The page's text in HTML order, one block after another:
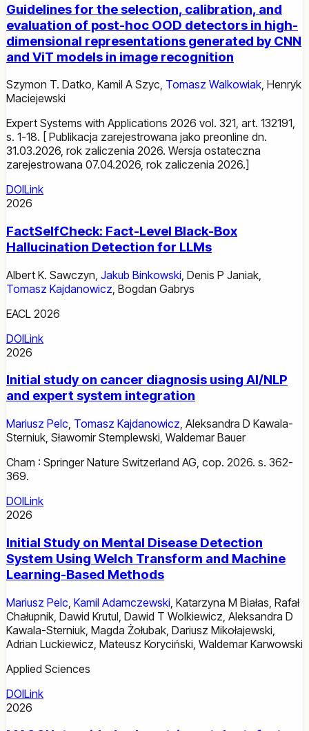
Guidelines for the selection, calibration, and
evaluation of post-hoc OOD detectors in high-
dimensional representations generated by CNN
and ViT models in image recognition
Szymon T. Datko, Kamil A Szyc, Tomasz Walkowiak, Henryk
Maciejewski
Expert Systems with Applications 2026 vol. 321, art. 132191,
s. 1-18. [ Publikacja zarejestrowana jako preonline dn.
31.03.2026, rok zaliczenia 2026. Wersja ostateczna
zarejestrowana 07.04.2026, rok zaliczenia 2026.]
DOILink
2026
FactSelfCheck: Fact-Level Black-Box
Hallucination Detection for LLMs
Albert K. Sawczyn Jakub Binkowski Denis P Janiak
Tomasz Kajdanowicz Bogdan Gabrys
EACL 2026
DOILink
2026
Initial study on cancer diagnosis using AI/NLP
and expert system integration
Mariusz Pelc, Tomasz Kajdanowicz, Aleksandra D Kawala-
Sterniuk, Sławomir Stemplewski, Waldemar Bauer
Cham : Springer Nature Switzerland AG, cop. 2026. s. 362-
369.
DOILink
2026
Initial Study on Mental Disease Detection
System Using Welch Transform and Machine
Learning-Based Methods
Mariusz Pelc Kamil Adamczewski Katarzyna M Białas Rafał
Chałupnik Dawid Krutul Dawid T Wolkiewicz Aleksandra D
Kawala-Sterniuk Magda Żołubak Dariusz Mikołajewski
Adrian Luckiewicz Mateusz Koryciński Waldemar Karwowski
Applied Sciences
DOILink
2026